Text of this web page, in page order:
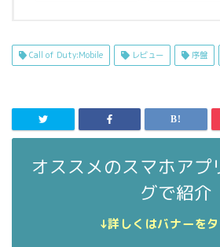
Call of Duty:Mobile レビュー 序盤
オススメのスマホアプ
グで紹介
↓詳しくはバナーを